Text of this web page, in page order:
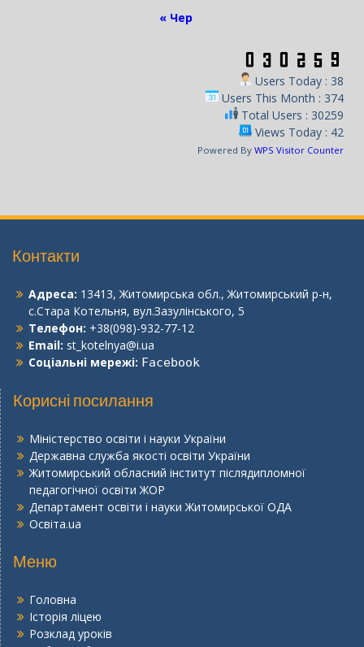
« Чер
Users Today : 38
Users This Month : 374
Total Users : 30259
Views Today : 42
Powered By WPS Visitor Counter
Контакти
Адреса: 13413, Житомирська обл., Житомирський р-н,
с.Стара Котельня, вул.Зазулінського, 5
Телефон: +38(098)-932-77-12
Email: st_kotelnya@i.ua
Соціальні мережі: Facebook
Корисні посилання
Міністерство освіти і науки України
Державна служба якості освіти України
Житомирський обласний інститут післядипломної
педагогічної освіти ЖОР
Департамент освіти і науки Житомирської ОДА
Освіта.ua
Меню
Головна
Історія ліцею
Розклад уроків